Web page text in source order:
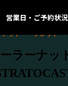
営業日・ご予約状況
ナット フレット
ラーナッ